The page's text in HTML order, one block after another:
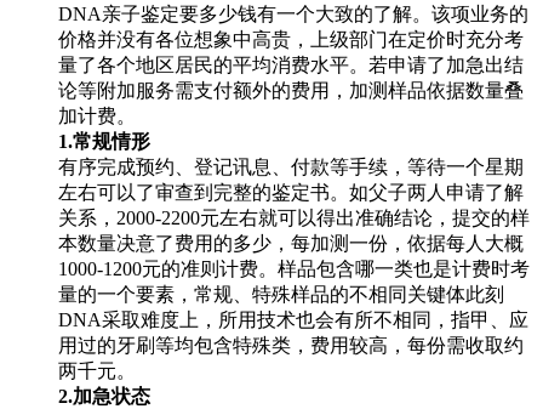
DNA亲子鉴定要多少钱有一个大致的了解。该项业务的
价格并没有各位想象中高贵，上级部门在定价时充分考
量了各个地区居民的平均消费水平。若申请了加急出结
论等附加服务需支付额外的费用，加测样品依据数量叠
加计费。
1.常规情形
有序完成预约、登记讯息、付款等手续，等待一个星期
左右可以了审查到完整的鉴定书。如父子两人申请了解
关系，2000-2200元左右就可以得出准确结论，提交的样
本数量决意了费用的多少，每加测一份，依据每人大概
1000-1200元的准则计费。样品包含哪一类也是计费时考
量的一个要素，常规、特殊样品的不相同关键体此刻
DNA采取难度上，所用技术也会有所不相同，指甲、应
用过的牙刷等均包含特殊类，费用较高，每份需收取约
两千元。
2.加急状态